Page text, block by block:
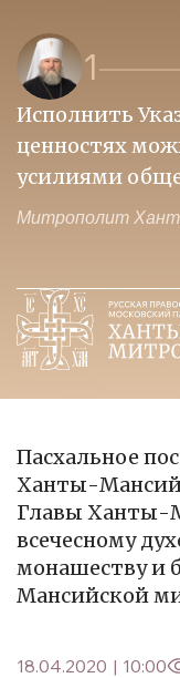
1
Исполнить
ценностях
усилиями
Митрополит
Пасхальное
Ханты-
Главы Ханты-
всечесному
монашеству и
Мансийской
18.04.2020 | 10:00